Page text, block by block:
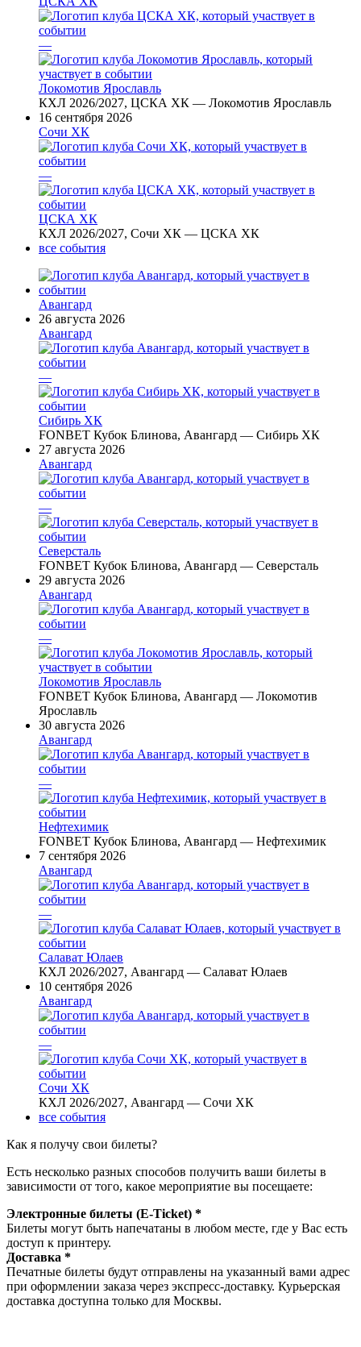
—
Локомотив Ярославль
КХЛ 2026/2027, ЦСКА ХК — Локомотив Ярославль
16 сентября 2026
Сочи ХК
—
ЦСКА ХК
КХЛ 2026/2027, Сочи ХК — ЦСКА ХК
все события
Авангард
26 августа 2026
Авангард
—
Сибирь ХК
FONBET Кубок Блинова, Авангард — Сибирь ХК
27 августа 2026
Авангард
—
Северсталь
FONBET Кубок Блинова, Авангард — Северсталь
29 августа 2026
Авангард
—
Локомотив Ярославль
FONBET Кубок Блинова, Авангард — Локомотив
Ярославль
30 августа 2026
Авангард
—
Нефтехимик
FONBET Кубок Блинова, Авангард — Нефтехимик
7 сентября 2026
Авангард
—
Салават Юлаев
КХЛ 2026/2027, Авангард — Салават Юлаев
10 сентября 2026
Авангард
—
Сочи ХК
КХЛ 2026/2027, Авангард — Сочи ХК
все события
Как я получу свои билеты?
Есть несколько разных способов получить ваши билеты в
зависимости от того, какое мероприятие вы посещаете:
Электронные билеты (E-Ticket) *
Билеты могут быть напечатаны в любом месте, где у Вас есть
доступ к принтеру.
Доставка *
Печатные билеты будут отправлены на указанный вами адрес
при оформлении заказа через экспресс-доставку. Курьерская
доставка доступна только для Москвы.